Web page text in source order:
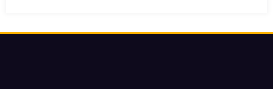
İçin
Altın
İpucu